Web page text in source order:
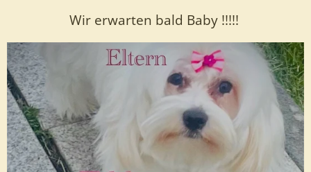
Wir erwarten bald Baby !!!!!